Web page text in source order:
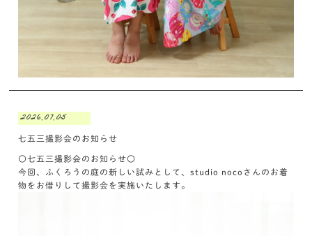
2026.07.05
七五三撮影会のお知らせ
〇七五三撮影会のお知らせ〇
今回、ふくろうの庭の新しい試みとして、studio nocoさんのお着
物をお借りして撮影会を実施いたします。